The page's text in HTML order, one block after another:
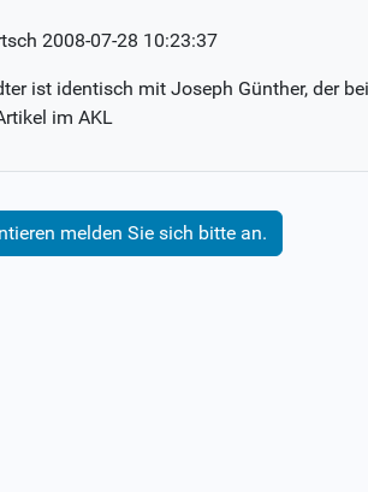
2008-07-28 10:23:37
ist identisch mit Joseph Günther, der
im AKL
melden Sie sich bitte an.